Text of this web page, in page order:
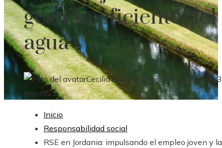
gestión eficiente del
agua
Cecilia Almazán Hace 3 mesesHace 3
meses21
Inicio
Responsabilidad social
RSE en Jordania: impulsando el empleo joven y la